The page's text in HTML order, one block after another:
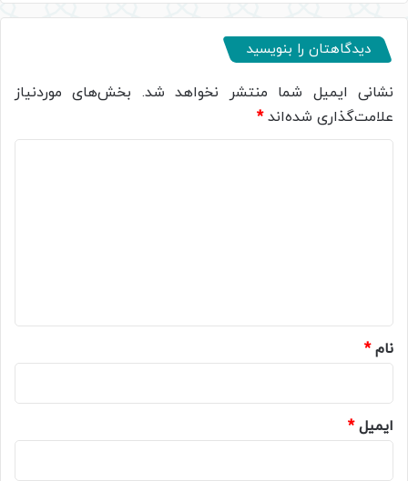
دیدگاهتان را بنویسید
نشانی ایمیل شما منتشر نخواهد شد. بخش‌های موردنیاز
علامت‌گذاری شده‌اند*
نام*
ایمیل*